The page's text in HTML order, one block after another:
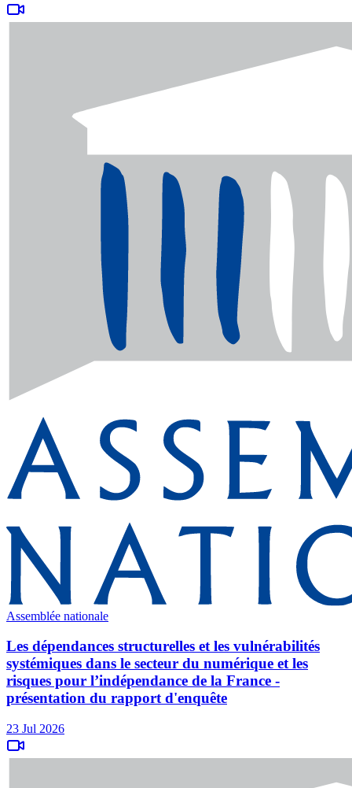
Assemblée nationale
Les dépendances structurelles et les vulnérabilités
systémiques dans le secteur du numérique et les
risques pour l’indépendance de la France -
présentation du rapport d'enquête
23 Jul 2026